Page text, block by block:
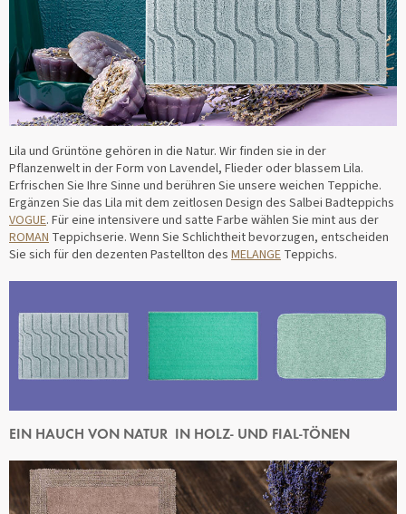
Lila und Grüntöne gehören in die Natur. Wir finden sie in der
Pflanzenwelt in der Form von Lavendel, Flieder oder blassem Lila.
Erfrischen Sie Ihre Sinne und berühren Sie unsere weichen Teppiche.
Ergänzen Sie das Lila mit dem zeitlosen Design des Salbei Badteppichs
VOGUE. Für eine intensivere und satte Farbe wählen Sie mint aus der
ROMAN Teppichserie. Wenn Sie Schlichtheit bevorzugen, entscheiden
Sie sich für den dezenten Pastellton des MELANGE Teppichs.
EIN HAUCH VON NATUR IN HOLZ- UND FIAL-TÖNEN